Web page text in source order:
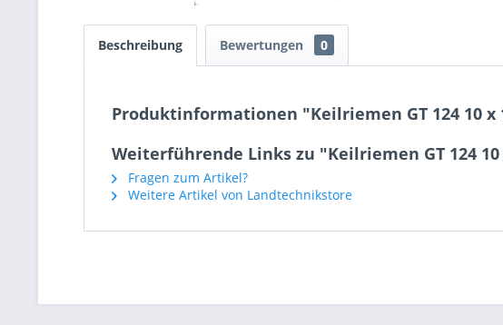
Beschreibung Bewertungen 0
Produktinformationen "Keilriemen GT 124 10 x
Weiterführende Links zu "Keilriemen GT 124 10
Fragen zum Artikel?
Weitere Artikel von Landtechnikstore